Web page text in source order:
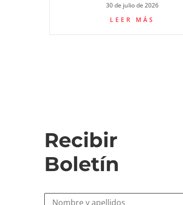
30 de julio de 2026
LEER MÁS
Recibir
Boletín
N